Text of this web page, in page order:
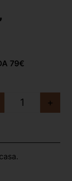
79€
+